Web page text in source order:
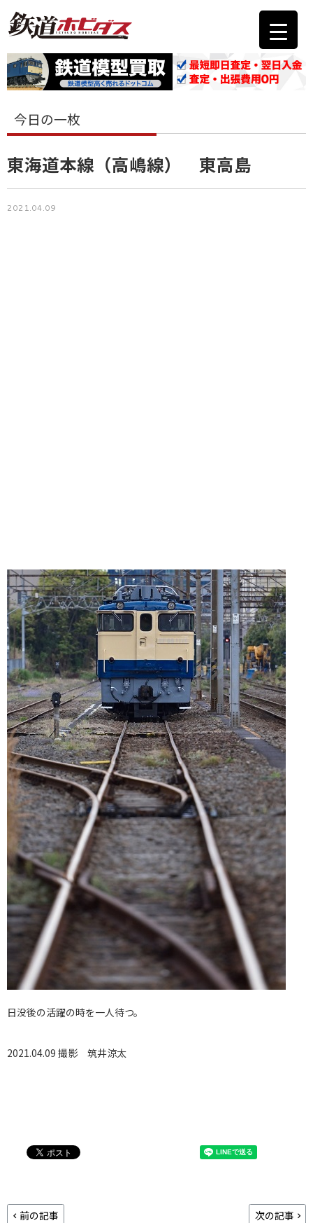
今日の一枚
東海道本線（高嶋線） 東高島
2021.04.09
日没後の活躍の時を一人待つ。
2021.04.09 撮影 筑井涼太
前の記事 次の記事